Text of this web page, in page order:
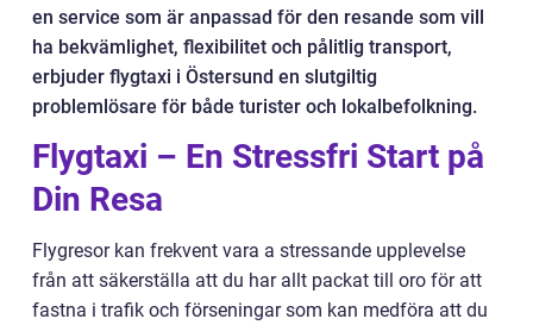
en service som är anpassad för den resande som vill
ha bekvämlighet, flexibilitet och pålitlig transport,
erbjuder flygtaxi i Östersund en slutgiltig
problemlösare för både turister och lokalbefolkning.
Flygtaxi – En Stressfri Start på
Din Resa
Flygresor kan frekvent vara a stressande upplevelse
från att säkerställa att du har allt packat till oro för att
fastna i trafik och förseningar som kan medföra att du